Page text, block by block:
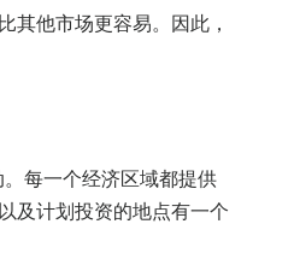
其他市场更容易。因此，
每一个经济区域都提供
及计划投资的地点有一个